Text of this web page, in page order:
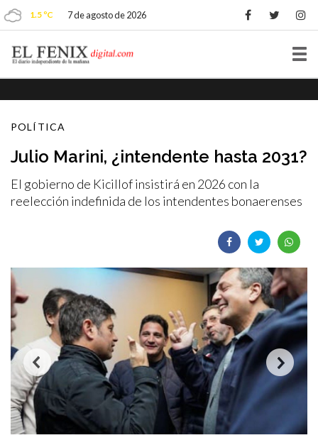
1.5 ºC 7 de agosto de 2026
POLÍTICA
Julio Marini, ¿intendente hasta 2031?
El gobierno de Kicillof insistirá en 2026 con la
reelección indefinida de los intendentes bonaerenses